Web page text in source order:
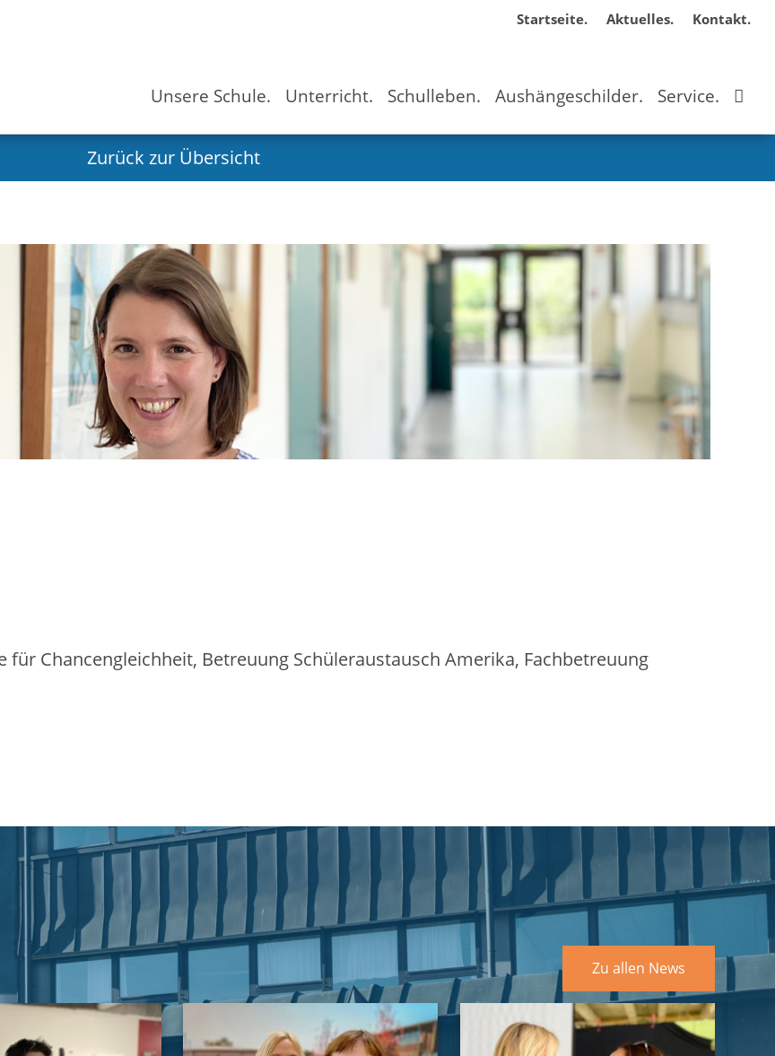
Startseite. Aktuelles. Kontakt.
Unsere Schule. Unterricht. Schulleben. Aushängeschilder. Service.
Zurück zur Übersicht
für Chancengleichheit, Betreuung Schüleraustausch Amerika, Fachbetreuung
Zu allen News